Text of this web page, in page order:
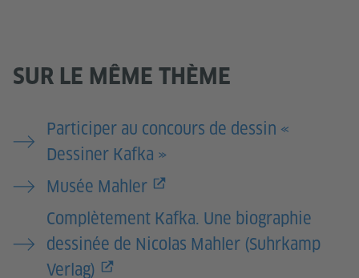
SUR LE MÊME THÈME
Participer au concours de dessin «
Dessiner Kafka »
Musée Mahler
Complètement Kafka. Une biographie
dessinée de Nicolas Mahler (Suhrkamp
Verlag)